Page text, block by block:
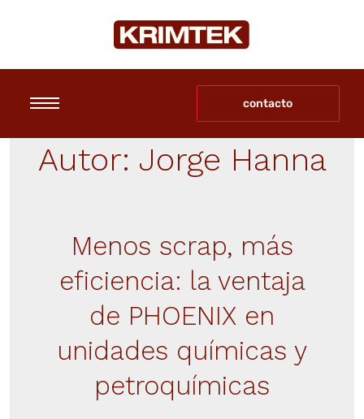
contacto
Autor: Jorge Hanna
Menos scrap, más
eficiencia: la ventaja
de PHOENIX en
unidades químicas y
petroquímicas